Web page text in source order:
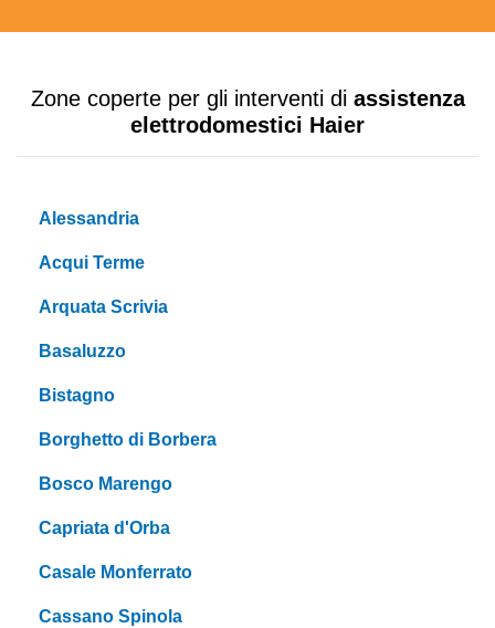
Zone coperte per gli interventi di assistenza
elettrodomestici Haier
Alessandria
Acqui Terme
Arquata Scrivia
Basaluzzo
Bistagno
Borghetto di Borbera
Bosco Marengo
Capriata d'Orba
Casale Monferrato
Cassano Spinola